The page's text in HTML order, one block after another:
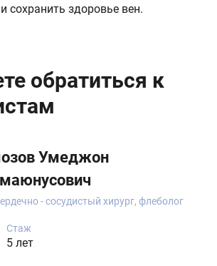
сохранить здоровье вен.
обратиться к
Умеджон
- сосудистый хирург, флеболог
Стаж
5 лет